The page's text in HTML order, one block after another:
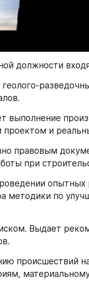
должности
выполнение
проектом и
правовым
при
опытных
методики по
Выдает
происшествий